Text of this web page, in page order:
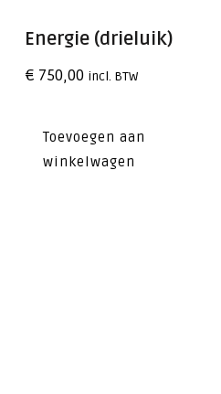
Energie (drieluik)
€ 750,00 incl. BTW
Toevoegen aan
winkelwagen